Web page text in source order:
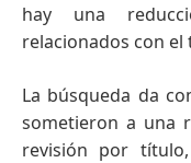
hay una
relacionados con el
La búsqueda da
sometieron a una
revisión por